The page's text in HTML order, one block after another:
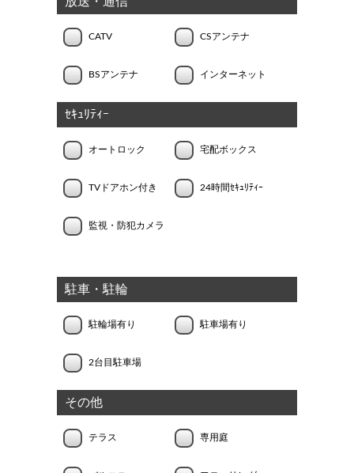
CATV CSアンテナ
BSアンテナ インターネット
ｾｷｭﾘﾃｨｰ
オートロック 宅配ボックス
TVドアホン付き 24時間ｾｷｭﾘﾃｨｰ
監視・防犯カメラ
駐車・駐輪
駐輪場有り 駐車場有り
2台目駐車場
その他
テラス 専用庭